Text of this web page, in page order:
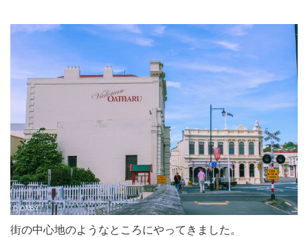
街の中心地のようなところにやってきました。